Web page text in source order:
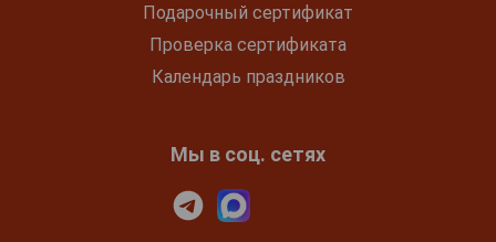
Подарочный сертификат
Проверка сертификата
Календарь праздников
Мы в соц. сетях